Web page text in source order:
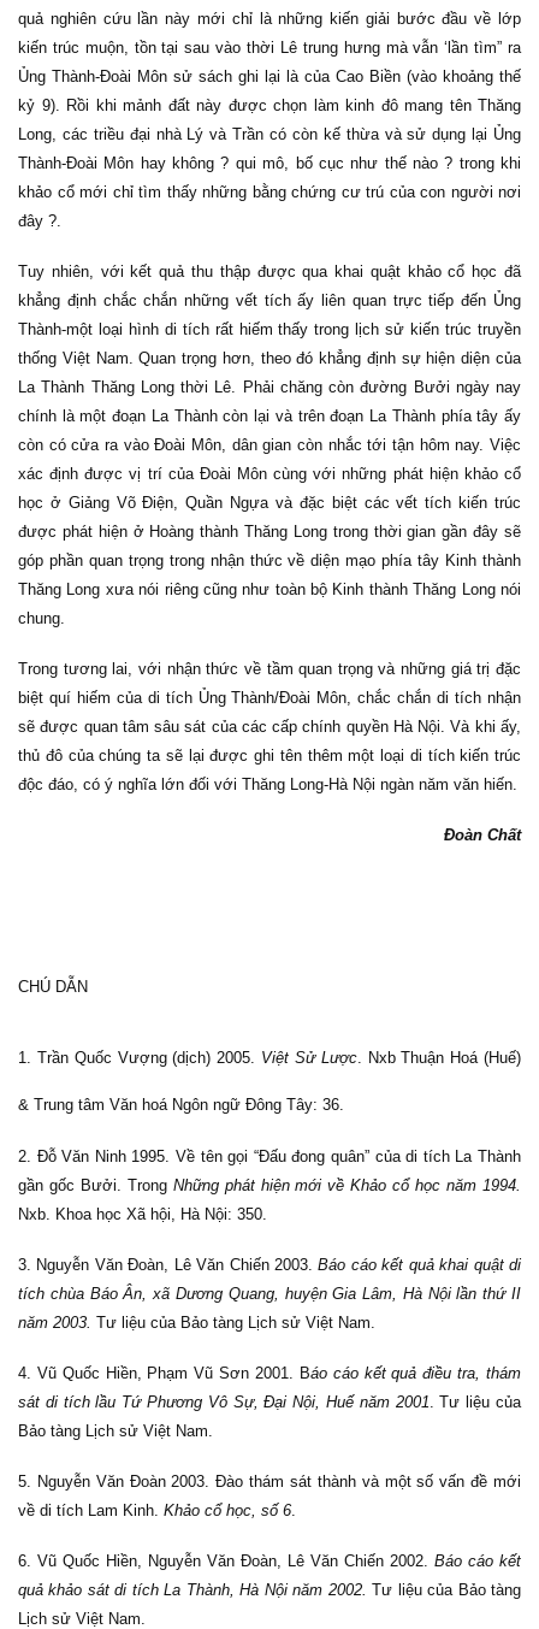
quả nghiên cứu lần này mới chỉ là những kiến giải bước đầu về lớp
kiến trúc muộn, tồn tại sau vào thời Lê trung hưng mà vẫn ‘lần tìm” ra
Ủng Thành-Đoài Môn sử sách ghi lại là của Cao Biền (vào khoảng thế
kỷ 9). Rồi khi mảnh đất này được chọn làm kinh đô mang tên Thăng
Long, các triều đại nhà Lý và Trần có còn kế thừa và sử dụng lại Ủng
Thành-Đoài Môn hay không ? qui mô, bố cục như thế nào ? trong khi
khảo cổ mới chỉ tìm thấy những bằng chứng cư trú của con người nơi
đây ?.
Tuy nhiên, với kết quả thu thập được qua khai quật khảo cổ học đã
khẳng định chắc chắn những vết tích ấy liên quan trực tiếp đến Ủng
Thành-một loại hình di tích rất hiếm thấy trong lịch sử kiến trúc truyền
thống Việt Nam. Quan trọng hơn, theo đó khẳng định sự hiện diện của
La Thành Thăng Long thời Lê. Phải chăng còn đường Bưởi ngày nay
chính là một đoạn La Thành còn lại và trên đoạn La Thành phía tây ấy
còn có cửa ra vào Đoài Môn, dân gian còn nhắc tới tận hôm nay. Việc
xác định được vị trí của Đoài Môn cùng với những phát hiện khảo cổ
học ở Giảng Võ Điện, Quần Ngựa và đặc biệt các vết tích kiến trúc
được phát hiện ở Hoàng thành Thăng Long trong thời gian gần đây sẽ
góp phần quan trọng trong nhận thức về diện mạo phía tây Kinh thành
Thăng Long xưa nói riêng cũng như toàn bộ Kinh thành Thăng Long nói
chung.
Trong tương lai, với nhận thức về tầm quan trọng và những giá trị đặc
biệt quí hiếm của di tích Ủng Thành/Đoài Môn, chắc chắn di tích nhận
sẽ được quan tâm sâu sát của các cấp chính quyền Hà Nội. Và khi ấy,
thủ đô của chúng ta sẽ lại được ghi tên thêm một loại di tích kiến trúc
độc đáo, có ý nghĩa lớn đối với Thăng Long-Hà Nội ngàn năm văn hiến.
Đoàn Chất
CHÚ DẪN
1. Trần Quốc Vượng (dịch) 2005. Việt Sử Lược. Nxb Thuận Hoá (Huế)
& Trung tâm Văn hoá Ngôn ngữ Đông Tây: 36.
2. Đỗ Văn Ninh 1995. Về tên gọi “Đấu đong quân” của di tích La Thành
gần gốc Bưởi. Trong Những phát hiện mới về Khảo cổ học năm 1994.
Nxb. Khoa học Xã hội, Hà Nội: 350.
3. Nguyễn Văn Đoàn, Lê Văn Chiến 2003.Báo cáo kết quả khai quật di
tích chùa Báo Ân, xã Dương Quang, huyện Gia Lâm, Hà Nội lần thứ II
năm 2003. Tư liệu của Bảo tàng Lịch sử Việt Nam.
4. Vũ Quốc Hiền, Phạm Vũ Sơn 2001. Báo cáo kết quả điều tra, thám
sát di tích lầu Tứ Phương Vô Sự, Đại Nội, Huế năm 2001. Tư liệu của
Bảo tàng Lịch sử Việt Nam.
5. Nguyễn Văn Đoàn 2003. Đào thám sát thành và một số vấn đề mới
về di tích Lam Kinh. Khảo cổ học, số 6.
6. Vũ Quốc Hiền, Nguyễn Văn Đoàn, Lê Văn Chiến 2002. Báo cáo kết
quả khảo sát di tích La Thành, Hà Nội năm 2002.Tư liệu của Bảo tàng
Lịch sử Việt Nam.